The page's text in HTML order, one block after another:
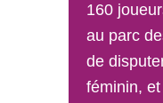
160
au parc
de
féminin,